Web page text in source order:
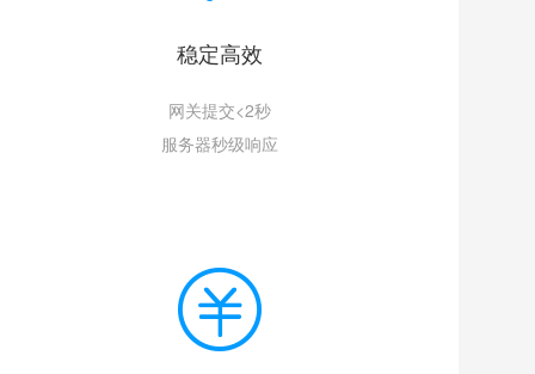
稳定高效
网关提交<2秒
服务器秒级响应